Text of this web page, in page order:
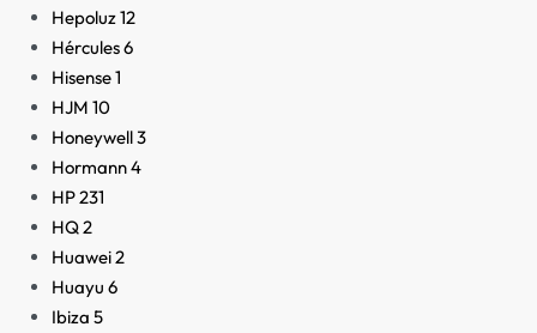
Hepoluz12
Hércules6
Hisense1
HJM 10
Honeywell3
Hormann4
HP231
HQ2
Huawei2
Huayu 6
Ibiza 5